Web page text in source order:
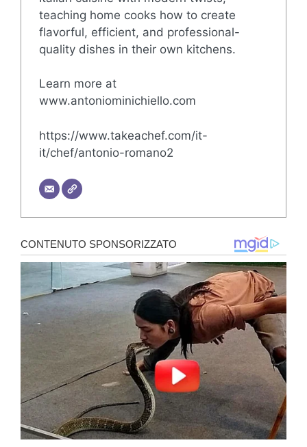
teaching home cooks how to create
flavorful, efficient, and professional-
quality dishes in their own kitchens.
Learn more at
www.antoniominichiello.com
https://www.takeachef.com/it-
it/chef/antonio-romano2